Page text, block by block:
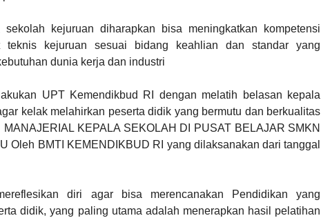
sekolah kejuruan diharapkan bisa meningkatkan kompetensi
teknis kejuruan sesuai bidang keahlian dan standar yang
dunia kerja dan industri
UPT Kemendikbud RI dengan melatih belasan kepala
kelak melahirkan peserta didik yang bermutu dan berkualitas
KEPALA SEKOLAH DI PUSAT BELAJAR SMKN
Oleh BMTI KEMENDIKBUD RI yang dilaksanakan dari tanggal
diri agar bisa merencanakan Pendidikan yang
didik, yang paling utama adalah menerapkan hasil pelatihan